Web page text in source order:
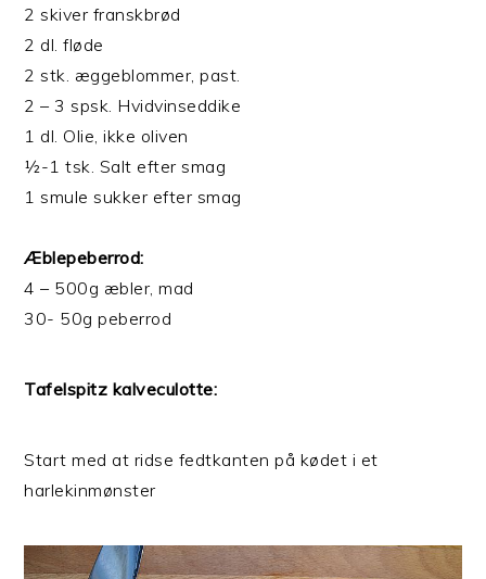
2 skiver franskbrød
2 dl. fløde
2 stk. æggeblommer, past.
2 – 3 spsk. Hvidvinseddike
1 dl. Olie, ikke oliven
½-1 tsk. Salt efter smag
1 smule sukker efter smag
Æblepeberrod:
4 – 500g æbler, mad
30- 50g peberrod
Tafelspitz kalveculotte:
Start med at ridse fedtkanten på kødet i et
harlekinmønster